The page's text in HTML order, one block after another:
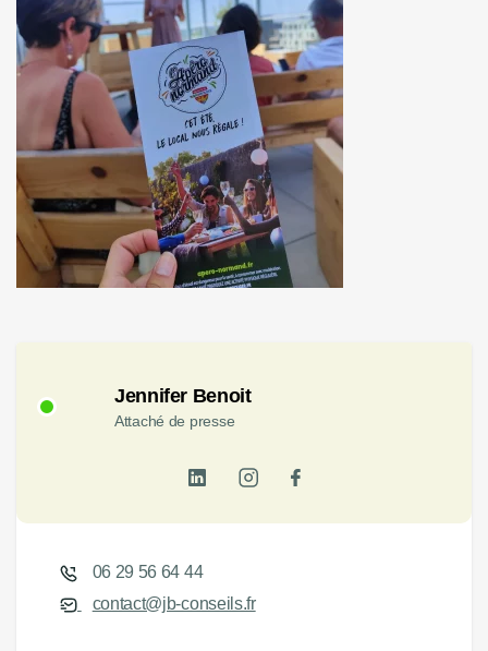
Jennifer Benoit
Attaché de presse
06 29 56 64 44
contact@jb-conseils.fr